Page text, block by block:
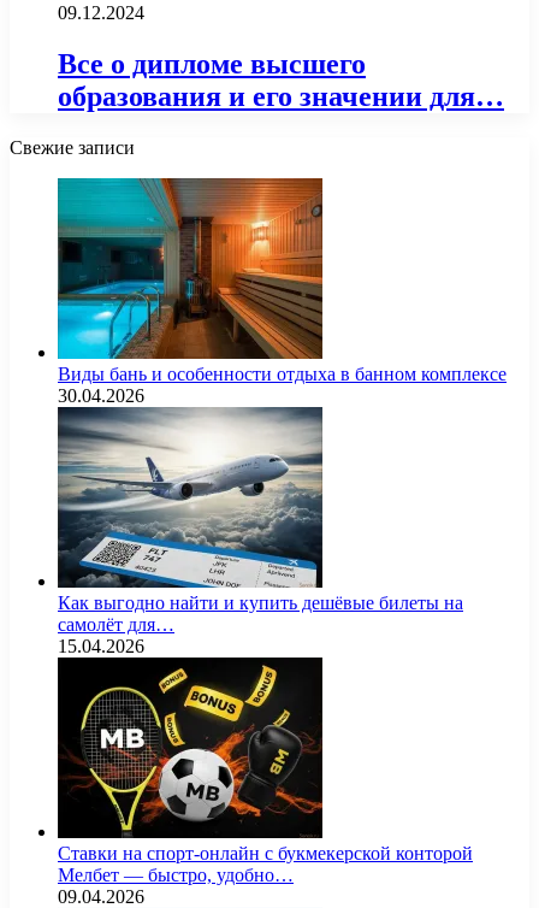
09.12.2024
Все о дипломе высшего
образования и его значении для…
Свежие записи
Виды бань и особенности отдыха в банном комплексе
30.04.2026
Как выгодно найти и купить дешёвые билеты на
самолёт для…
15.04.2026
Ставки на спорт-онлайн с букмекерской конторой
Мелбет — быстро, удобно…
09.04.2026